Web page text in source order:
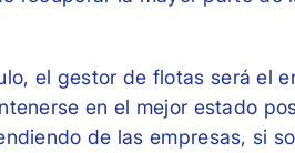
el gestor de flotas será el
en el mejor estado
de las empresas, si